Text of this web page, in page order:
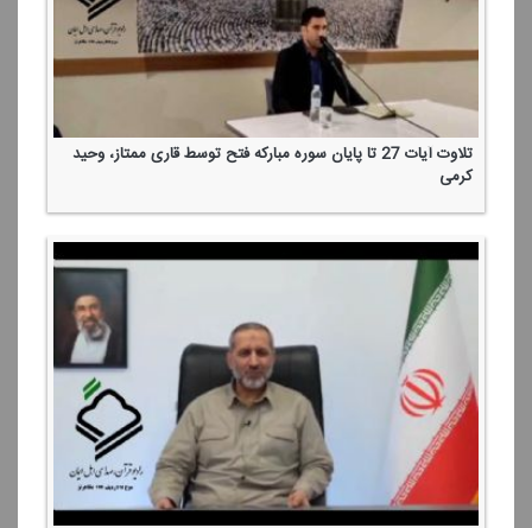
تلاوت آیات 27 تا پایان سوره مباركه فتح توسط قاری ممتاز، وحید
كرمی